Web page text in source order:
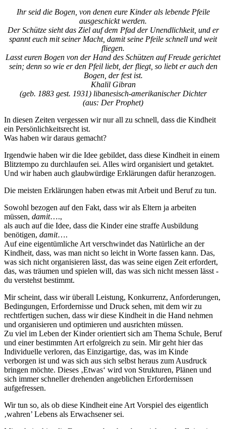
Ihr seid die Bogen, von denen eure Kinder als lebende Pfeile
ausgeschickt werden.
Der Schütze sieht das Ziel auf dem Pfad der Unendlichkeit, und er
spannt euch mit seiner Macht, damit seine Pfeile schnell und weit
fliegen.
Lasst euren Bogen von der Hand des Schützen auf Freude gerichtet
sein; denn so wie er den Pfeil liebt, der fliegt, so liebt er auch den
Bogen, der fest ist.
Khalil Gibran
(geb. 1883 gest. 1931) libanesisch-amerikanischer Dichter
(aus: Der Prophet)
In diesen Zeiten vergessen wir nur all zu schnell, dass die Kindheit
ein Persönlichkeitsrecht ist.
Was haben wir daraus gemacht?
Irgendwie haben wir die Idee gebildet, dass diese Kindheit in einem
Blitztempo zu durchlaufen sei. Alles wird organisiert und getaktet.
Und wir haben auch glaubwürdige Erklärungen dafür heranzogen.
Die meisten Erklärungen haben etwas mit Arbeit und Beruf zu tun.
Sowohl bezogen auf den Fakt, dass wir als Eltern ja arbeiten
müssen, damit….,
als auch auf die Idee, dass die Kinder eine straffe Ausbildung
benötigen, damit….
Auf eine eigentümliche Art verschwindet das Natürliche an der
Kindheit, dass, was man nicht so leicht in Worte fassen kann. Das,
was sich nicht organisieren lässt, das was seine eigen Zeit erfordert,
das, was träumen und spielen will, das was sich nicht messen lässt -
du verstehst bestimmt.
Mir scheint, dass wir überall Leistung, Konkurrenz, Anforderungen,
Bedingungen, Erfordernisse und Druck sehen, mit dem wir zu
rechtfertigen suchen, dass wir diese Kindheit in die Hand nehmen
und organisieren und optimieren und ausrichten müssen.
Zu viel im Leben der Kinder orientiert sich am Thema Schule, Beruf
und einer bestimmten Art erfolgreich zu sein. Mir geht hier das
Individuelle verloren, das Einzigartige, das, was im Kinde
verborgen ist und was sich aus sich selbst heraus zum Ausdruck
bringen möchte. Dieses ‚Etwas‘ wird von Strukturen, Plänen und
sich immer schneller drehenden angeblichen Erfordernissen
aufgefressen.
Wir tun so, als ob diese Kindheit eine Art Vorspiel des eigentlich
‚wahren’ Lebens als Erwachsener sei.